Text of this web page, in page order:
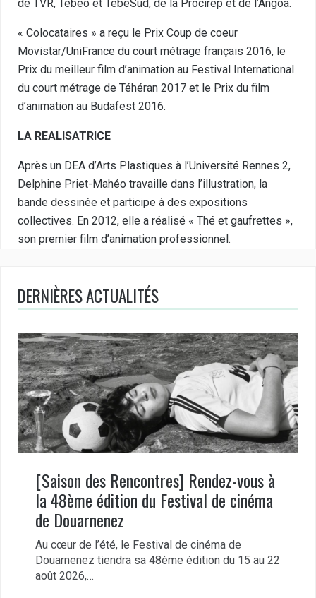
de TVR, Tébéo et TébéSud, de la Procirep et de l’Angoa.
« Colocataires » a reçu le Prix Coup de coeur
Movistar/UniFrance du court métrage français 2016, le
Prix du meilleur film d’animation au Festival International
du court métrage de Téhéran 2017 et le Prix du film
d’animation au Budafest 2016.
LA REALISATRICE
Après un DEA d’Arts Plastiques à l’Université Rennes 2,
Delphine Priet-Mahéo travaille dans l’illustration, la
bande dessinée et participe à des expositions
collectives. En 2012, elle a réalisé « Thé et gaufrettes »,
son premier film d’animation professionnel.
DERNIÈRES ACTUALITÉS
[Saison des Rencontres] Rendez-vous à
la 48ème édition du Festival de cinéma
de Douarnenez
Au cœur de l’été, le Festival de cinéma de
Douarnenez tiendra sa 48ème édition du 15 au 22
août 2026,…